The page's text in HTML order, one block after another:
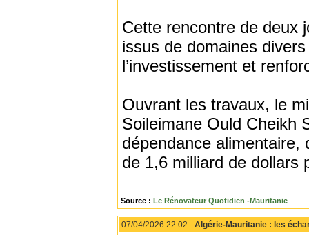
Cette rencontre de deux
issus de domaines
l’investissement et
Ouvrant les travaux, le
Soileimane Ould Cheikh
dépendance
de 1,6 milliard de dollars
Source : Le Rénovateur Quotidien -Mauritanie
07/04/2026 22:02 - Algérie-Mauritanie : les